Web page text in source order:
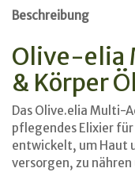
Beschreibung
Olive-elia
& Körper
Das Olive.elia Multi-
pflegendes Elixier
entwickelt, um Haut
versorgen, zu